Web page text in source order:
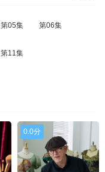
第05集 第06集
第11集
0.0分